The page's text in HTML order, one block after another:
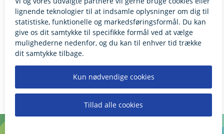
Tilgængelighedserklæring
Giv feedback til hjemmesiden